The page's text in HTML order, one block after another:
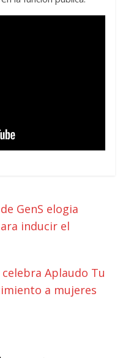
GenS elogia
inducir el
Aplaudo Tu
a mujeres